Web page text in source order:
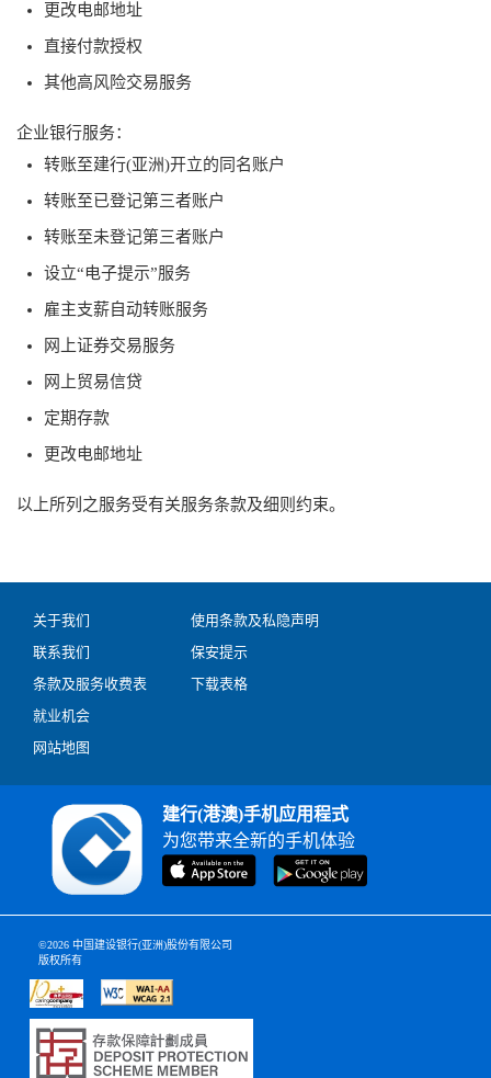
更改电邮地址
直接付款授权
其他高风险交易服务
企业银行服务：
转账至建行(亚洲)开立的同名账户
转账至已登记第三者账户
转账至未登记第三者账户
设立“电子提示”服务
雇主支薪自动转账服务
网上证券交易服务
网上贸易信贷
定期存款
更改电邮地址
以上所列之服务受有关服务条款及细则约束。
关于我们
联系我们
条款及服务收费表
就业机会
网站地图
使用条款及私隐声明
保安提示
下载表格
建行(港澳)手机应用程式
为您带来全新的手机体验
©2026 中国建设银行(亚洲)股份有限公司
版权所有